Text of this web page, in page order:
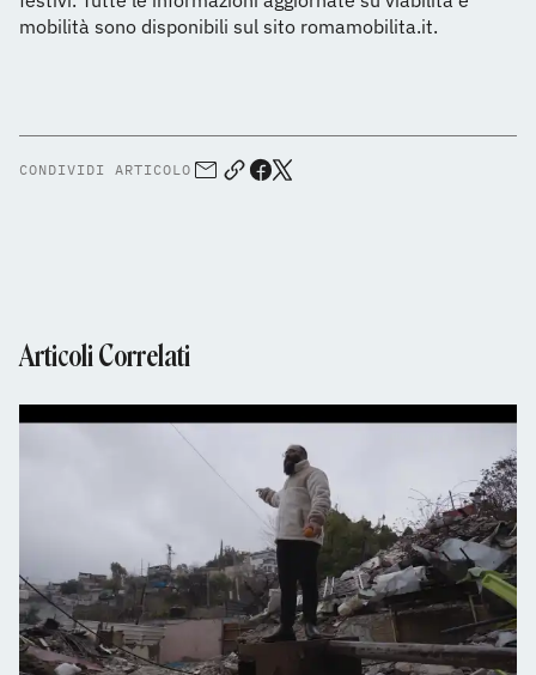
mobilità sono disponibili sul sito romamobilita.it.
CONDIVIDI ARTICOLO
Articoli Correlati